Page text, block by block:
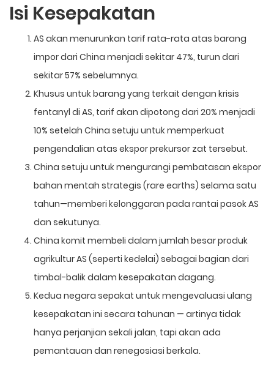
Isi Kesepakatan
AS akan menurunkan tarif rata-rata atas barang
impor dari China menjadi sekitar 47%, turun dari
sekitar 57% sebelumnya.
Khusus untuk barang yang terkait dengan krisis
fentanyl di AS, tarif akan dipotong dari 20% menjadi
10% setelah China setuju untuk memperkuat
pengendalian atas ekspor prekursor zat tersebut.
China setuju untuk mengurangi pembatasan ekspor
bahan mentah strategis (rare earths) selama satu
tahun—memberi kelonggaran pada rantai pasok AS
dan sekutunya.
China komit membeli dalam jumlah besar produk
agrikultur AS (seperti kedelai) sebagai bagian dari
timbal-balik dalam kesepakatan dagang.
Kedua negara sepakat untuk mengevaluasi ulang
kesepakatan ini secara tahunan — artinya tidak
hanya perjanjian sekali jalan, tapi akan ada
pemantauan dan renegosiasi berkala.